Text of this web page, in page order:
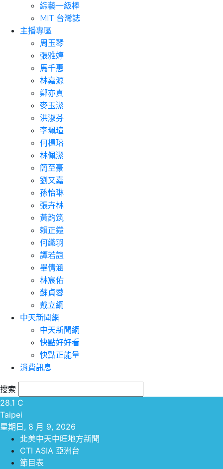
綜藝一級棒
MIT 台灣誌
主播專區
周玉琴
張雅婷
馬千惠
林嘉源
鄭亦真
麥玉潔
洪淑芬
李珮瑄
何橞瑢
林佩潔
簡至豪
劉又嘉
孫怡琳
張卉林
黃韵筑
賴正鎧
何織羽
譚若誼
畢倩涵
林宸佑
蘇貞蓉
戴立綱
中天新聞網
中天新聞網
快點好好看
快點正能量
消費訊息
搜索
28.1 C
Taipei
星期日, 8 月 9, 2026
北美中天中旺地方新聞
CTI ASIA 亞洲台
節目表